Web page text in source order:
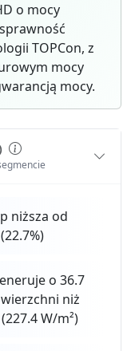
o mocy
TOPCon, z
mocy
mocy.
niższa od
o 36.7
niż
W/m²)